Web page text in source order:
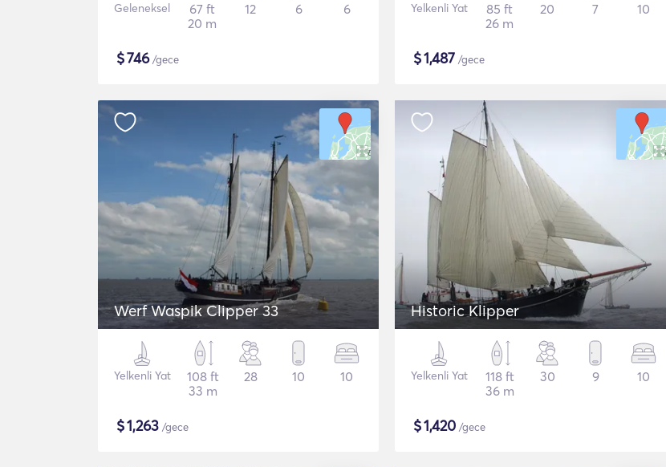
Geleneksel
67 ft
20 m
12 6 6
$746/gece
Yelkenli Yat
85 ft
26 m
20 7 10
$1,487 /gece
Werf Waspik Clipper 33
Yelkenli Yat
108 ft
33 m
28 10 10
$1,263 /gece
Historic Klipper
Yelkenli Yat
118 ft
36 m
30 9 10
$1,420 /gece